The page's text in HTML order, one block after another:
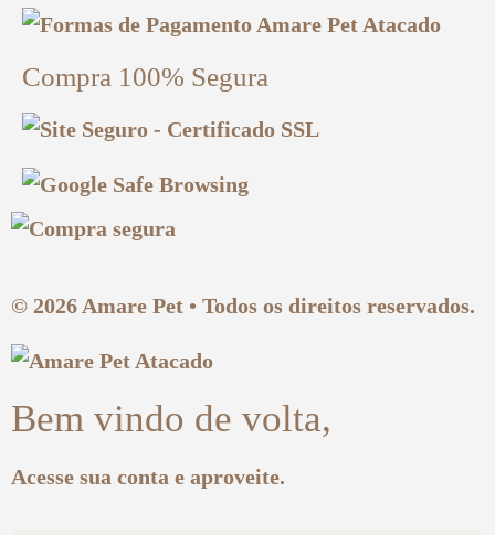
Compra 100% Segura
© 2026 Amare Pet • Todos os direitos reservados.
Bem vindo de volta,
Acesse sua conta e aproveite.